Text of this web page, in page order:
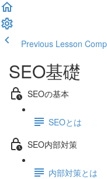
Previous Lesson
SEO基礎
SEOの基本
SEOとは
SEO内部対策
内部対策とは